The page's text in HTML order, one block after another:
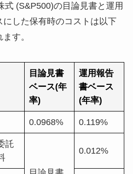
式 (S&P500)の目論見書と運用
した保有時のコストは以下
す。
目論見書
ベース(年
率)
運用報告
書ベース
(年率)
0.0968% 0.119%
託
0.012%